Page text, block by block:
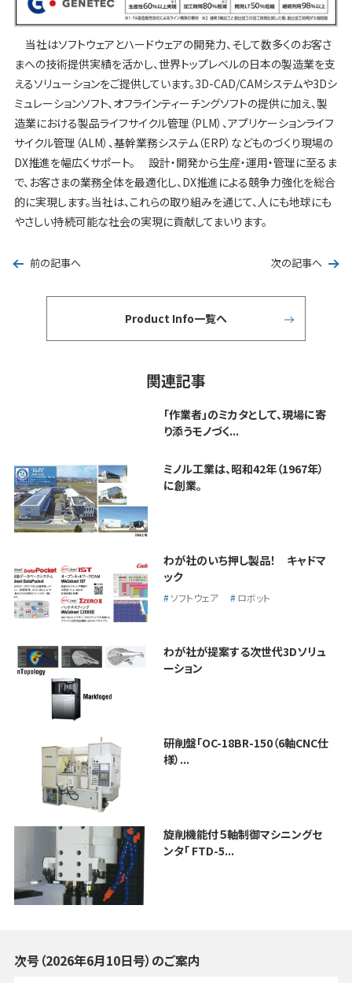
当社はソフトウェアとハードウェアの開発力、そして数多くのお客さ
まへの技術提供実績を活かし、世界トップレベルの日本の製造業を支
えるソリューションをご提供しています。3D-CAD/CAMシステムや3Dシ
ミュレーションソフト、オフラインティーチングソフトの提供に加え、製
造業における製品ライフサイクル管理（PLM）、アプリケーションライフ
サイクル管理（ALM）、基幹業務システム（ERP）などものづくり現場の
DX推進を幅広くサポート。 設計・開発から生産・運用・管理に至るま
で、お客さまの業務全体を最適化し、DX推進による競争力強化を総合
的に実現します。当社は、これらの取り組みを通じて、人にも地球にも
やさしい持続可能な社会の実現に貢献してまいります。
前の記事へ 次の記事へ
Product Info一覧へ
関連記事
「作業者」のミカタとして、現場に寄
り添うモノづく...
ミノル工業は、昭和42年（1967年）
に創業。
わが社のいち押し製品！ キャドマ
ック
ソフトウェア ロボット
わが社が提案する次世代3Dソリュ
ーション
研削盤「OC-18BR-150（6軸CNC仕
様）...
旋削機能付５軸制御マシニングセ
ンタ「 FTD-5...
次号（2026年6月10日号）のご案内